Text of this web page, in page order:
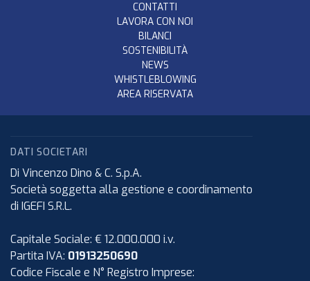
CONTATTI
LAVORA CON NOI
BILANCI
SOSTENIBILITÀ
NEWS
WHISTLEBLOWING
AREA RISERVATA
DATI SOCIETARI
Di Vincenzo Dino & C. S.p.A.
Società soggetta alla gestione e coordinamento
di IGEFI S.R.L.
Capitale Sociale: € 12.000.000 i.v.
Partita IVA: 01913250690
Codice Fiscale e N° Registro Imprese: